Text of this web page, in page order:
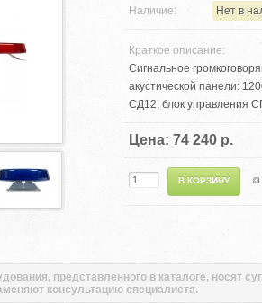
Наличие:
Нет в
Краткое описание:
Сигнальное
акустической панели:
СД12, блок управления
Цена: 74 240 р.
представленного в каталоге, носят
консультацию специалиста.